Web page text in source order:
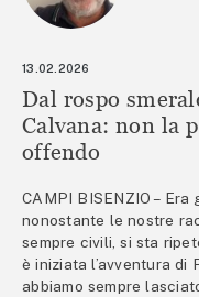
13.02.2026
Dal rospo
Calvana: non la
offendo
CAMPI BISENZIO –
nonostante le nostre
sempre civili, si sta
è iniziata l’avventura di
abbiamo sempre